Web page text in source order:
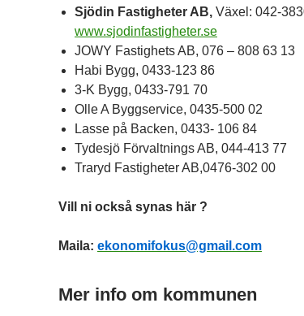
Sjödin Fastigheter AB, Växel: 042-
www.sjodinfastigheter.se
JOWY Fastighets AB, 076 – 808 63 13
Habi Bygg, 0433-123 86
3-K Bygg, 0433-791 70
Olle A Byggservice, 0435-500 02
Lasse på Backen, 0433- 106 84
Tydesjö Förvaltnings AB, 044-413 77
Traryd Fastigheter AB,0476-302 00
Vill ni också synas här ?
Maila: ekonomifokus@gmail.com
Mer info om kommunen